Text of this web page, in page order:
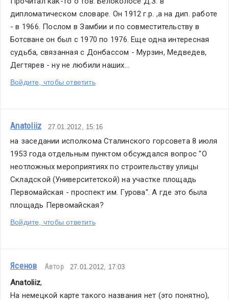
дипломатическом словаре. Он 1912 г.р. ,а на дип. работе
- в 1966. Послом в Замбии и по совместительству в
Ботсване он был с 1970 по 1976. Еще одна интересная
судьба, связанная с Донбассом - Мурзин, Медведев,
Дегтярев - ну не любили наших...
Войдите, чтобы ответить
Anatoliiz 27.01.2012, 15:16
на заседании исполкома Сталинского горсовета 8 июля
1953 года отдельным пунктом обсуждался вопрос "О
неотложных мероприятиях по строительству улицы
Складской (Университетской) на участке площадь
Первомайская - проспект им. Гурова". А где это была
площадь Первомайская?
Войдите, чтобы ответить
Ясенов Автор 27.01.2012, 17:03
Anatoliiz,
На немецкой карте такого названия нет (это понятно),